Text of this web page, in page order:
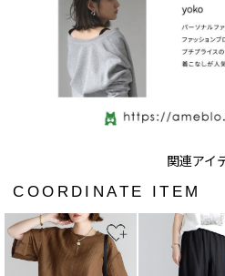
COORDINATE ITEM